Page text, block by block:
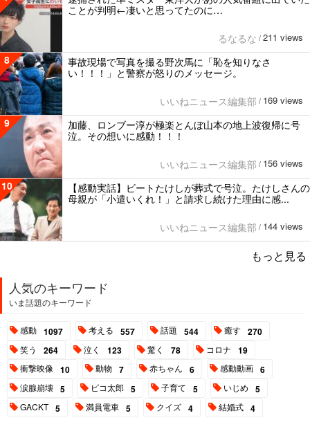
ことが判明←凄いと思ってたのに…
るなるな / 211 views
8
事故現場で写真を撮る野次馬に「恥を知りなさ
い！！！」と警察が怒りのメッセージ。
いいねニュース編集部 / 169 views
9
加藤、ロンブー淳が極楽とんぼ山本の地上波復帰に号
泣。その想いに感動！！！
いいねニュース編集部 / 156 views
10
【感動実話】ビートたけしが葬式で号泣。たけしさんの
母親が「小遣いくれ！」と請求し続けた理由に感...
いいねニュース編集部 / 144 views
もっと見る
人気のキーワード
いま話題のキーワード
感動 1097 考える 557 話題 544 癒す 270
笑う 264 泣く 123 驚く 78 コロナ 19
衝撃映像 10 動物 7 赤ちゃん 6 感動動画 6
涙腺崩壊 5 ピコ太郎 5 子育て 5 いじめ 5
GACKT 5 満員電車 5 クイズ 4 結婚式 4